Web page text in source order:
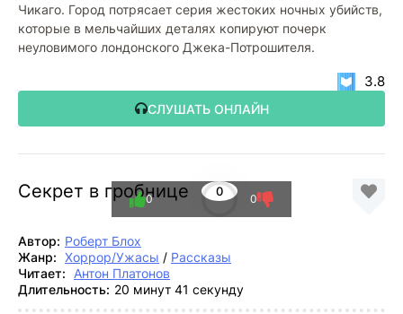
Чикаго. Город потрясает серия жестоких ночных убийств,
которые в мельчайших деталях копируют почерк
неуловимого лондонского Джека-Потрошителя.
СЛУШАТЬ ОНЛАЙН
3.8
Секрет в гробнице 0
0 0
Автор: Роберт Блох
Жанр: Хоррор/Ужасы / Рассказы
Читает:
Антон Платонов
Длительность: 20 минут 41 секунду